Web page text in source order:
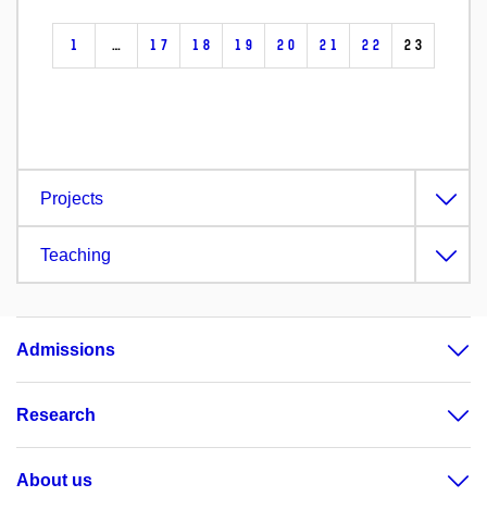
1 … 17 18 19 20 21 22 23
Projects
Teaching
Admissions
Research
About us